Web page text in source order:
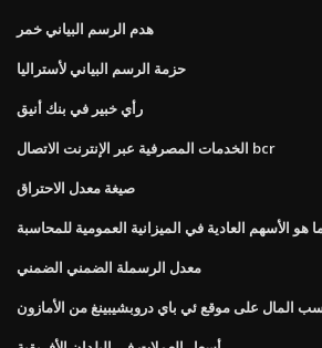
هدم الرسم البياني خمر
حزمة الرسم البياني لأستراليا
رأي خبير في بنك أنيق
الخدمات المصرفية عبر الإنترنت الاتصال bcr
صيغة معدل الاحتراق
هو الأسهم العادية في الميزانية العمومية للمحاسبة
معدل الرسملة الضمني الضمني
المال على موقع ئي باي دروبشيبينغ من الأمازون